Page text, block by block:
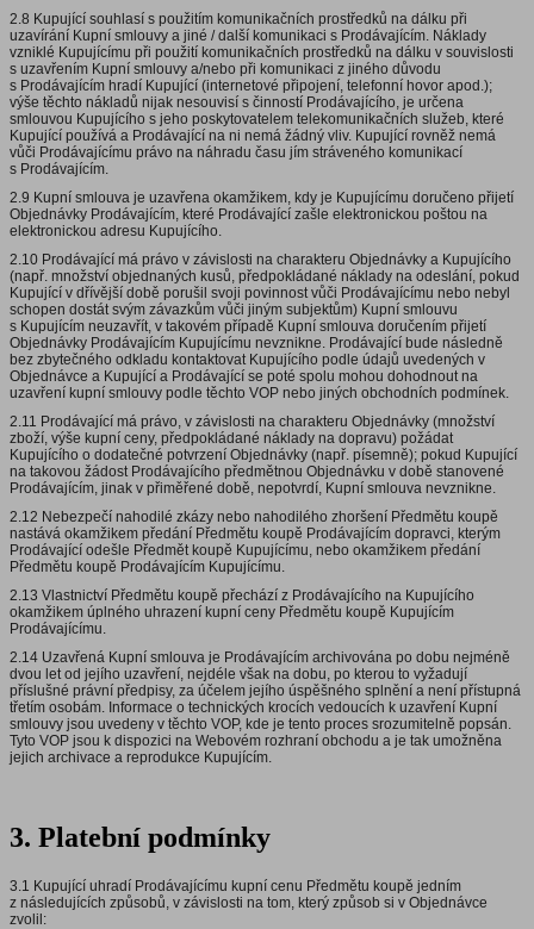
2.8 Kupující souhlasí s použitím komunikačních prostředků na dálku při
uzavírání Kupní smlouvy a jiné / další komunikaci s Prodávajícím. Náklady
vzniklé Kupujícímu při použití komunikačních prostředků na dálku v souvislosti
s uzavřením Kupní smlouvy a/nebo při komunikaci z jiného důvodu
s Prodávajícím hradí Kupující (internetové připojení, telefonní hovor apod.);
výše těchto nákladů nijak nesouvisí s činností Prodávajícího, je určena
smlouvou Kupujícího s jeho poskytovatelem telekomunikačních služeb, které
Kupující používá a Prodávající na ni nemá žádný vliv. Kupující rovněž nemá
vůči Prodávajícímu právo na náhradu času jím stráveného komunikací
s Prodávajícím.
2.9 Kupní smlouva je uzavřena okamžikem, kdy je Kupujícímu doručeno přijetí
Objednávky Prodávajícím, které Prodávající zašle elektronickou poštou na
elektronickou adresu Kupujícího.
2.10 Prodávající má právo v závislosti na charakteru Objednávky a Kupujícího
(např. množství objednaných kusů, předpokládané náklady na odeslání, pokud
Kupující v dřívější době porušil svoji povinnost vůči Prodávajícímu nebo nebyl
schopen dostát svým závazkům vůči jiným subjektům) Kupní smlouvu
s Kupujícím neuzavřít, v takovém případě Kupní smlouva doručením přijetí
Objednávky Prodávajícím Kupujícímu nevznikne. Prodávající bude následně
bez zbytečného odkladu kontaktovat Kupujícího podle údajů uvedených v
Objednávce a Kupující a Prodávající se poté spolu mohou dohodnout na
uzavření kupní smlouvy podle těchto VOP nebo jiných obchodních podmínek.
2.11 Prodávající má právo, v závislosti na charakteru Objednávky (množství
zboží, výše kupní ceny, předpokládané náklady na dopravu) požádat
Kupujícího o dodatečné potvrzení Objednávky (např. písemně); pokud Kupující
na takovou žádost Prodávajícího předmětnou Objednávku v době stanovené
Prodávajícím, jinak v přiměřené době, nepotvrdí, Kupní smlouva nevznikne.
2.12 Nebezpečí nahodilé zkázy nebo nahodilého zhoršení Předmětu koupě
nastává okamžikem předání Předmětu koupě Prodávajícím dopravci, kterým
Prodávající odešle Předmět koupě Kupujícímu, nebo okamžikem předání
Předmětu koupě Prodávajícím Kupujícímu.
2.13 Vlastnictví Předmětu koupě přechází z Prodávajícího na Kupujícího
okamžikem úplného uhrazení kupní ceny Předmětu koupě Kupujícím
Prodávajícímu.
2.14 Uzavřená Kupní smlouva je Prodávajícím archivována po dobu nejméně
dvou let od jejího uzavření, nejdéle však na dobu, po kterou to vyžadují
příslušné právní předpisy, za účelem jejího úspěšného splnění a není přístupná
třetím osobám. Informace o technických krocích vedoucích k uzavření Kupní
smlouvy jsou uvedeny v těchto VOP, kde je tento proces srozumitelně popsán.
Tyto VOP jsou k dispozici na Webovém rozhraní obchodu a je tak umožněna
jejich archivace a reprodukce Kupujícím.
3. Platební podmínky
3.1 Kupující uhradí Prodávajícímu kupní cenu Předmětu koupě jedním
z následujících způsobů, v závislosti na tom, který způsob si v Objednávce
zvolil: